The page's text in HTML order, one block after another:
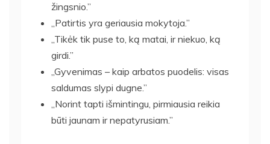
žingsnio.”
„Patirtis yra geriausia mokytoja.”
„Tikėk tik puse to, ką matai, ir niekuo, ką
girdi.”
„Gyvenimas – kaip arbatos puodelis: visas
saldumas slypi dugne.”
„Norint tapti išmintingu, pirmiausia reikia
būti jaunam ir nepatyrusiam.”